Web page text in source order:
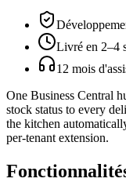
Livré en 2–4
12 mois
One Business Central
stock status to every
the kitchen
per-tenant extension.